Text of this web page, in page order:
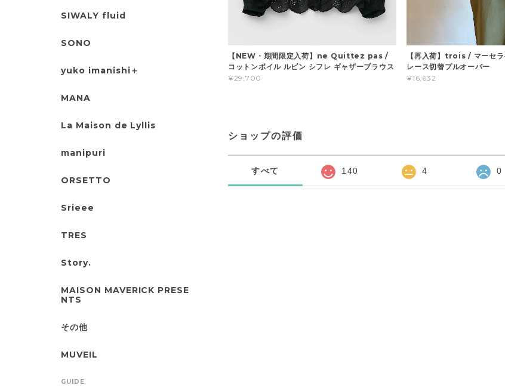
【NEW・期間限定入荷】ne Quittez pas /
コットンボイル ルピン シフレ ギャザーブラウス
¥29,700
【再入荷】trois / マーセ
レース切替プルオーバー
¥16,632
ショップの評価
すべて 140 4 0
SIWALY fluid
SONO
yuko imanishi＋
MANA
La Maison de Lyllis
manipuri
ORSETTO
Srieee
TRES
Story.
MAISON MAVERICK PRESE
NTS
その他
MUVEIL
GUIDE